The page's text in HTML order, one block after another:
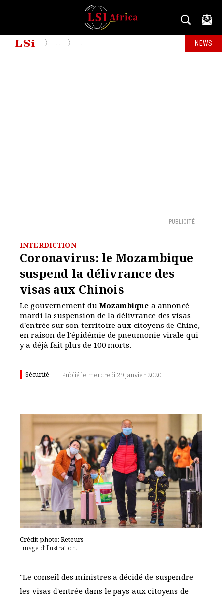
NEWS
PUBLICITÉ
INTERDICTION
Coronavirus: le Mozambique
suspend la délivrance des
visas aux Chinois
Le gouvernement du Mozambique a annoncé
mardi la suspension de la délivrance des visas
d'entrée sur son territoire aux citoyens de Chine,
en raison de l'épidémie de pneumonie virale qui
y a déjà fait plus de 100 morts.
Sécurité Publié le mercredi 29 janvier 2020
Crédit photo: Reteurs
Image d'illustration.
"Le conseil des ministres a décidé de suspendre
les visas d'entrée dans le pays aux citoyens de